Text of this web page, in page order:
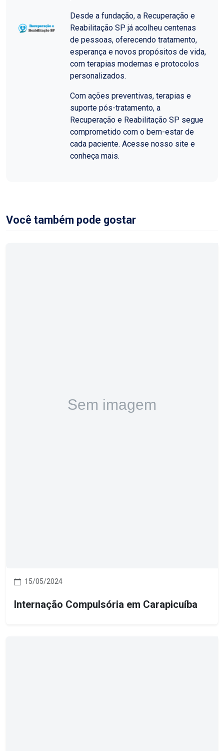
Desde a fundação, a Recuperação e
Reabilitação SP já acolheu centenas
de pessoas, oferecendo tratamento,
esperança e novos propósitos de vida,
com terapias modernas e protocolos
personalizados.
Com ações preventivas, terapias e
suporte pós-tratamento, a
Recuperação e Reabilitação SP segue
comprometido com o bem-estar de
cada paciente. Acesse nosso site e
conheça mais.
Você também pode gostar
15/05/2024
Internação Compulsória em Carapicuíba